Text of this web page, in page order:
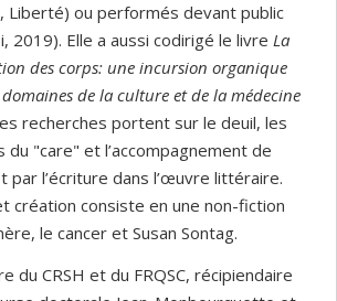
Liberté) ou performés devant public
2019). Elle a aussi codirigé le livre La
des corps: une incursion organique
de la culture et de la médecine
recherches portent sur le deuil, les
du "care" et l’accompagnement de
par l’écriture dans l’œuvre littéraire.
création consiste en une non-fiction
le cancer et Susan Sontag.
du CRSH et du FRQSC, récipiendaire